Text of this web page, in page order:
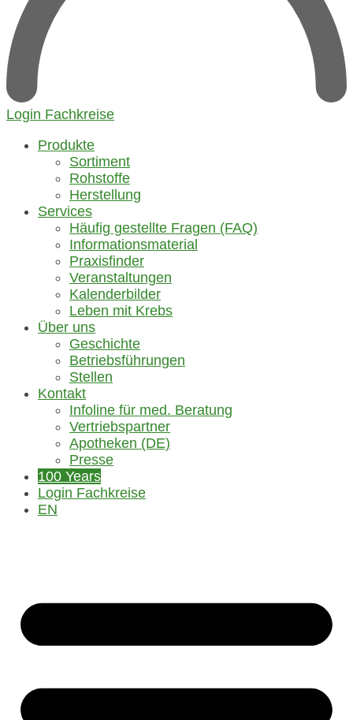
Login Fachkreise
Produkte
Sortiment
Rohstoffe
Herstellung
Services
Häufig gestellte Fragen (FAQ)
Informationsmaterial
Praxisfinder
Veranstaltungen
Kalenderbilder
Leben mit Krebs
Über uns
Geschichte
Betriebsführungen
Stellen
Kontakt
Infoline für med. Beratung
Vertriebspartner
Apotheken (DE)
Presse
100 Years
Login Fachkreise
EN